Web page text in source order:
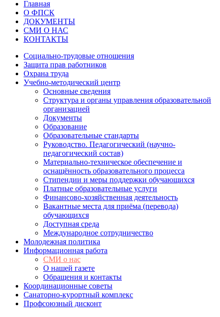
Главная
О ФПСК
ДОКУМЕНТЫ
СМИ О НАС
КОНТАКТЫ
Социально-трудовые отношения
Защита прав работников
Охрана труда
Учебно-методический центр
Основные сведения
Структура и органы управления образовательной
организацией
Документы
Образование
Образовательные стандарты
Руководство. Педагогический (научно-
педагогический состав)
Материально-техническое обеспечение и
оснащённость образовательного процесса
Стипендии и меры поддержки обучающихся
Платные образовательные услуги
Финансово-хозяйственная деятельность
Вакантные места для приёма (перевода)
обучающихся
Доступная среда
Международное сотрудничество
Молодежная политика
Информационная работа
СМИ о нас
О нашей газете
Обращения и контакты
Координационные советы
Санаторно-курортный комплекс
Профсоюзный дисконт